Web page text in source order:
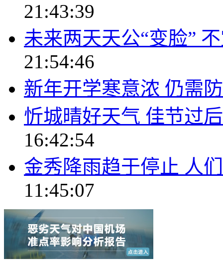
21:43:39
未来两天天公“变脸”
21:54:46
新年开学寒意浓 仍需
忻城晴好天气 佳节过
16:42:54
金秀降雨趋于停止 人
11:45:07